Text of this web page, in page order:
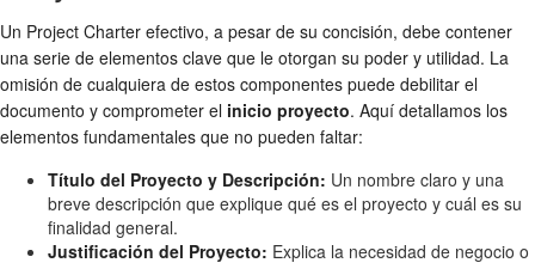
Un Project Charter efectivo, a pesar de su concisión, debe contener
una serie de elementos clave que le otorgan su poder y utilidad. La
omisión de cualquiera de estos componentes puede debilitar el
documento y comprometer el inicio proyecto. Aquí detallamos los
elementos fundamentales que no pueden faltar:
Título del Proyecto y Descripción: Un nombre claro y una
breve descripción que explique qué es el proyecto y cuál es su
finalidad general.
Justificación del Proyecto: Explica la necesidad de negocio o